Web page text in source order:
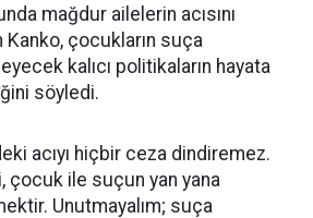
mağdur ailelerin acısını
Kanko, çocukların suça
kalıcı politikaların hayata
söyledi.
acıyı hiçbir ceza dindiremez.
çocuk ile suçun yan yana
Unutmayalım; suça